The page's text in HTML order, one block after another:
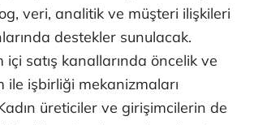
veri, analitik ve müşteri ilişkileri
destekler sunulacak.
içi satış kanallarında öncelik ve
ile işbirliği mekanizmaları
üreticiler ve girişimcilerin de